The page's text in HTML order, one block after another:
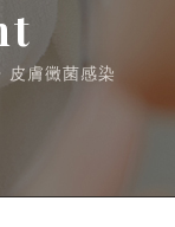
皮膚黴菌感染